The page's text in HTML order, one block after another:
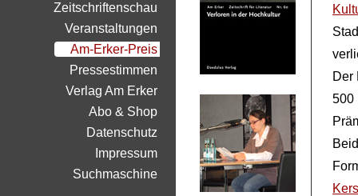
Der
500
Zeitschriftenschau
Veranstaltungen
Am-Erker-Preis
Pressestimmen
Verlag Am Erker
Abo & Shop
Datenschutz
Impressum
Suchmaschine